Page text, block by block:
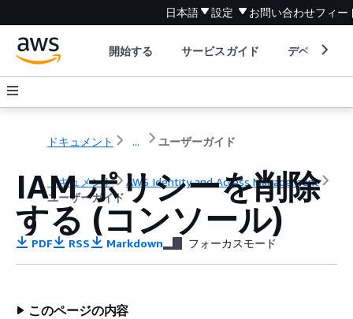
日本語 設定 お問い合わせフィー
開始する サービスガイド デベロッパ
ドキュメント ... ユーザーガイド
ドキュメント
AWS Identity and Access Management
ユーザーガイド
IAM ポリシーを削除
する (コンソール)
PDF RSS Markdown フォーカスモード
このページの内容